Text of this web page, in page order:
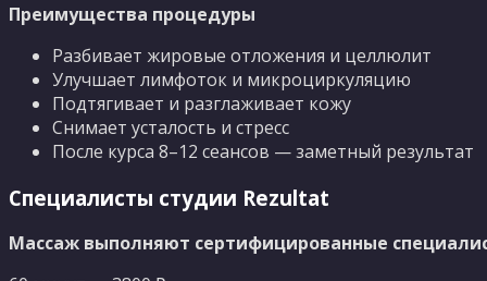
Преимущества процедуры
Разбивает жировые отложения и целлюлит
Улучшает лимфоток и микроциркуляцию
Подтягивает и разглаживает кожу
Снимает усталость и стресс
После курса 8–12 сеансов — заметный результат
Специалисты студии Rezultat
Массаж выполняют сертифицированные